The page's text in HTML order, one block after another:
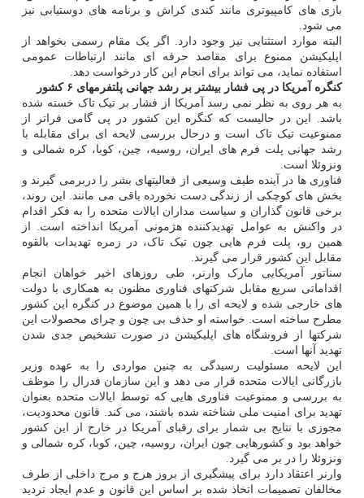
بازی های کامپیوتری مانند کندی کراش و برنامه های دوستیابی نیز
می شود.
البته موارد استثنایی نیز وجود دارد. اگر یک مقام رسمی بخواهد از
اپلیکیشن ممنوع برای مقاصد حرفه ای مانند ارتباطات عمومی
استفاده نماید، می تواند برای انجام این کار درخواست دهد.
کنگره آمریکا در پی فشار بیشتر بر رشد جهانی پلتفرمهای ۶ کشور
به هر روی به نظر نمی رسد آمریکا از فشار بر تیک تاک خسته شده
باشد. این در حالیست که کنگره این کشور در پی گامی فراتر از
ممنوعیت تیک تاک است و درحال بررسی لایحه ای برای مقابله با
رشد جهانی پلت فرم های ایران، روسیه، چین، کوبا، کره شمالی و
ونزوئلا است.
فناوری ها در آینده طیف وسیعی از فعالیتهای بشر را دربرمی گیرند و
بخش های کوچکی از زندگی دست نخورده باقی می مانند. این روند،
برخی قانون گذاران و سیاست مداران ایالات متحده را به فکر اقدام
در واکنش به عوامل تهدیدکننده هژمونی آمریکا انداخته است. از
همین رو، پلت فرم هایی چون تیک تاک، در زمره تهدیدات بالقوه
مقابل این کشور قرار می گیرند.
سناتور آمریکایی مارک وارنر، طی روزهای اخیر خواهان انجام
اقداماتی سریع مقابل شرکتهای فناوری مظنون به همکاری با دولت
های خارجی شده و لایحه ای را با همین موضوع در کنگره این کشور
مطرح ساخته است. خواسته او حذف بی چون و چرای محصولات این
شرکتها از فروشگاه های اپلیکیشن در صورت تشخیص جدی شدن
تهدید آنها است.
این لایحه مسئولیت رسیدگی به چنین مواردی را به عهده وزیر
بازرگانی ایالات متحده قرار می دهد و این سازمان فدرال را موظف
به بررسی و ممنوعیت فناوری هایی که توسط ایالات متحده بعنوان
تهدید برای امنیت ملی شناخته شده باشند، می کند. قانون محدودیت،
مجوزی با نتایج بی شمار برای رقبای آمریکا در خارج از این کشور
خواهد بود و کشورهایی چون ایران، روسیه، چین، کوبا، کره شمالی و
ونزوئلا را در بر می گیرد.
وارنر اعتقاد دارد برای پیشگیری از بروز هرج و مرج داخلی از طرف
مخالفان تصمیمات اتخاذ شده بر اساس این قانون و عدم ایجاد تردید